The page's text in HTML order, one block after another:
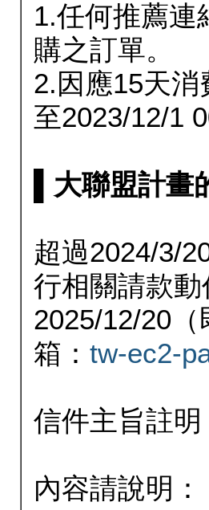
1.任何推薦連
購之訂單。
2.因應15天
至2023/12/1
▌大聯盟計
超過2024/3/
行相關請款
2025/12/20
箱： tw-ec2-
信件主旨註
內容請說明：